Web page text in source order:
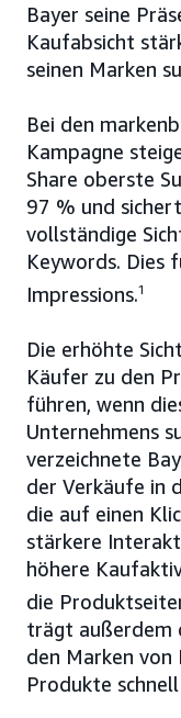
Bayer seine
Kaufabsicht
seinen Marken
Bei den
Kampagne
Share oberste
97 % und
vollständige
Keywords. Dies
Impressions.1
Die erhöhte
Käufer zu den
führen, wenn
Unternehmens
verzeichnete
der Verkäufe in
die auf einen
stärkere
höhere
die
trägt außerdem
den Marken von
Produkte